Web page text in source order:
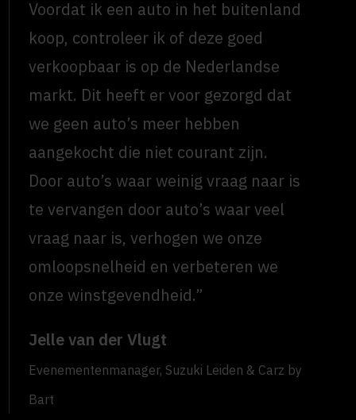
Voordat ik een auto in het buitenland
koop, controleer ik of deze goed
verkoopbaar is op de Nederlandse
markt. Dit heeft er voor gezorgd dat
we geen auto’s meer hebben
aangekocht die niet courant zijn.
Door auto’s waar weinig vraag naar is
te vervangen door auto’s waar veel
vraag naar is, verhogen we onze
omloopsnelheid en verbeteren we
onze winstgevendheid.”
Jelle van der Vlugt
Evenementenmanager, Suzuki Leiden & Carz by
Bart